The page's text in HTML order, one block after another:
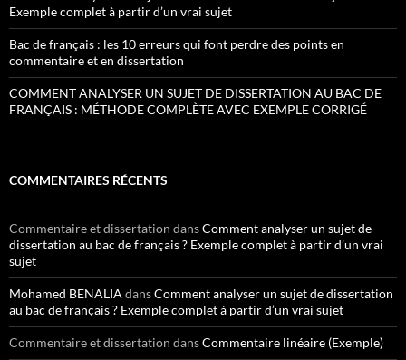
Exemple complet à partir d’un vrai sujet
Bac de français : les 10 erreurs qui font perdre des points en
commentaire et en dissertation
COMMENT ANALYSER UN SUJET DE DISSERTATION AU BAC DE
FRANÇAIS : MÉTHODE COMPLÈTE AVEC EXEMPLE CORRIGÉ
COMMENTAIRES RÉCENTS
Commentaire et dissertation dansComment analyser un sujet de
dissertation au bac de français ? Exemple complet à partir d’un vrai
sujet
Mohamed BENALIA dansComment analyser un sujet de dissertation
au bac de français ? Exemple complet à partir d’un vrai sujet
Commentaire et dissertation dansCommentaire linéaire (Exemple)